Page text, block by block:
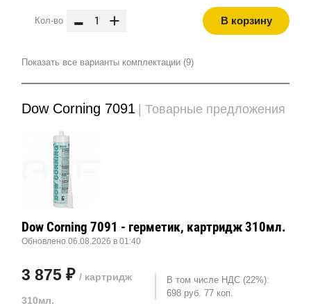
Кол-во - + В корзину
Показать все варианты комплектации (9)
Dow Corning 7091 | Товарные предложения
Dow Corning 7091 - герметик, картридж 310мл.
Обновлено 06.08.2026 в 01:40
3 875 ₽ / картридж
310мл.
В том числе НДС (22%):
698 руб. 77 коп.